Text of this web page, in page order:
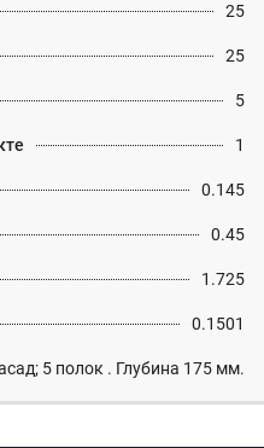
25
25
5
1
0.145
0.45
1.725
0.1501
5 полок . Глубина 175 мм.